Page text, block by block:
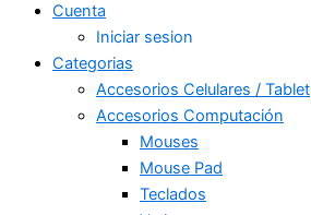
Cuenta
Iniciar sesion
Categorias
Accesorios Celulares / Tablet
Accesorios Computación
Mouses
Mouse Pad
Teclados